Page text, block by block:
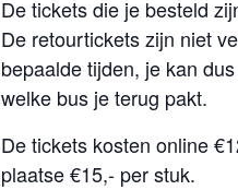
De tickets die je besteld
De retourtickets zijn niet
bepaalde tijden, je kan
welke bus je terug pakt.
De tickets kosten online
plaatse €15,- per stuk.